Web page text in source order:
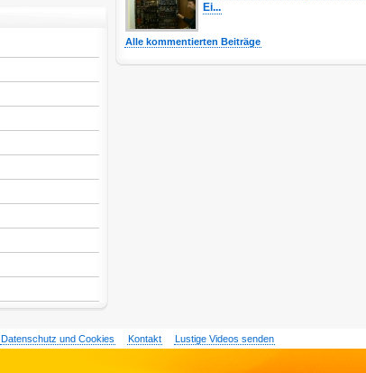
Ei...
Alle kommentierten Beiträge
Datenschutz und Cookies Kontakt Lustige Videos senden